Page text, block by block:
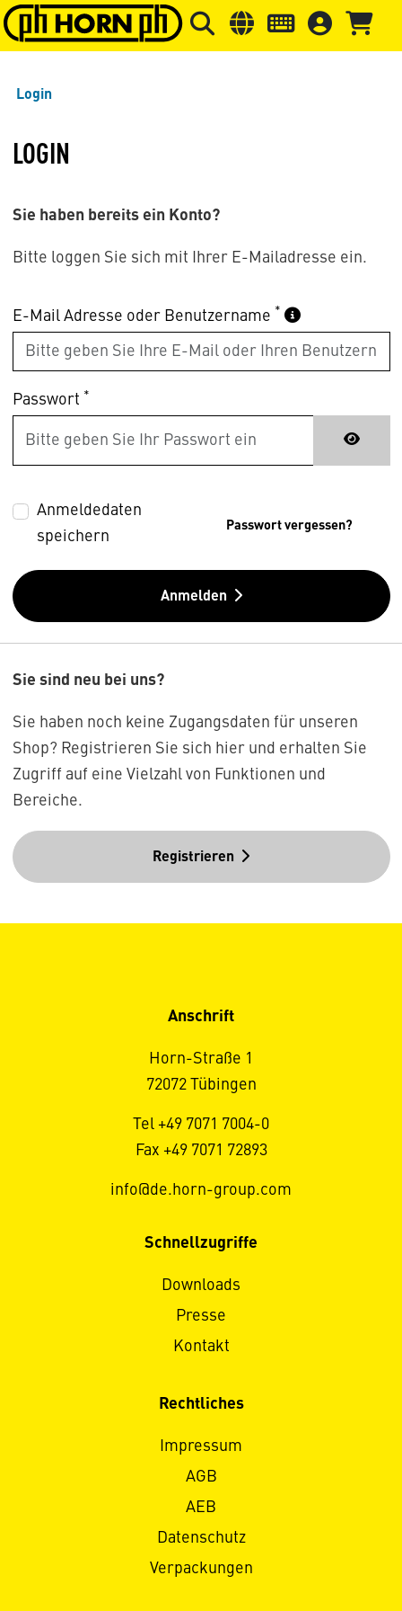
Springe zu Hauptinhalt Springe zum Header Springe
Login
LOGIN
Sie haben bereits ein Konto?
Bitte loggen Sie sich mit Ihrer E-Mailadresse ein.
E-Mail Adresse oder Benutzername *
Passwort *
Anmeldedaten
speichern
Passwort vergessen?
Anmelden
Sie sind neu bei uns?
Sie haben noch keine Zugangsdaten für unseren
Shop? Registrieren Sie sich hier und erhalten Sie
Zugriff auf eine Vielzahl von Funktionen und
Bereiche.
Registrieren
Anschrift
Horn-Straße 1
72072 Tübingen
Tel +49 7071 7004-0
Fax +49 7071 72893
info@de.horn-group.com
Schnellzugriffe
Downloads
Presse
Kontakt
Rechtliches
Impressum
AGB
AEB
Datenschutz
Verpackungen